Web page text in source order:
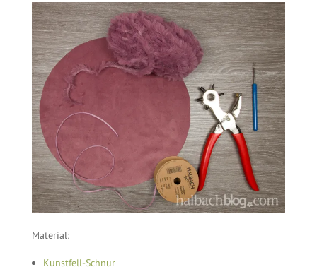
Material:
Kunstfell-Schnur